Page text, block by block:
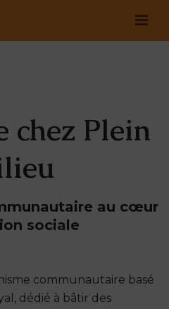
chez Plein
au cœur
sociale
communautaire basé
dédié à bâtir des